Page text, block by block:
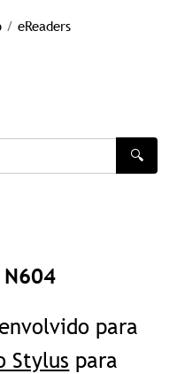
/ eReaders
🔍
para
Stylus para